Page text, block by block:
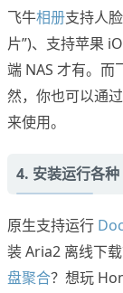
飞牛相册支持人
片”)、支持苹果
端 NAS 才有。而
然，你也可以通
来使用。
4. 安装运行各
原生支持运行
装 Aria2 离线下
盘聚合？想玩